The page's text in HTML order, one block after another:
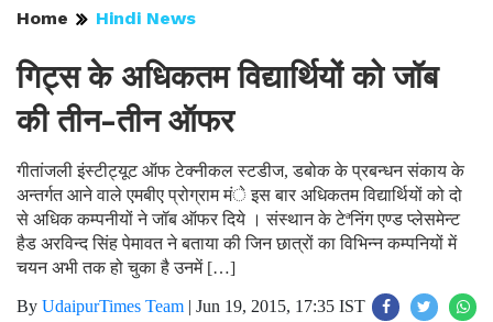
Home Hindi News
गिट्स के अधिकतम विद्यार्थियों को जॉब
की तीन-तीन ऑफर
गीतांजली इंस्टीट्यूट ऑफ टेक्नीकल स्टडीज, डबोक के प्रबन्धन संकाय के
अन्तर्गत आने वाले एमबीए प्रोग्राम मंे इस बार अधिकतम विद्यार्थियों को दो
से अधिक कम्पनीयों ने जॉब ऑफर दिये । संस्थान के टेªनिंग एण्ड प्लेसमेन्ट
हैड अरविन्द सिंह पेमावत ने बताया की जिन छात्रों का विभिन्न कम्पनियों में
चयन अभी तक हो चुका है उनमें […]
By UdaipurTimes Team | Jun 19, 2015, 17:35 IST